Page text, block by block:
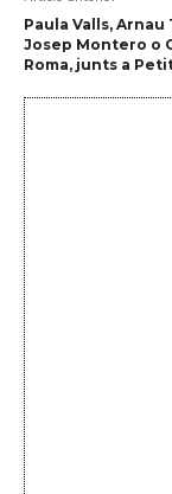
Paula Valls, Arnau
Josep Montero o
Roma, junts a